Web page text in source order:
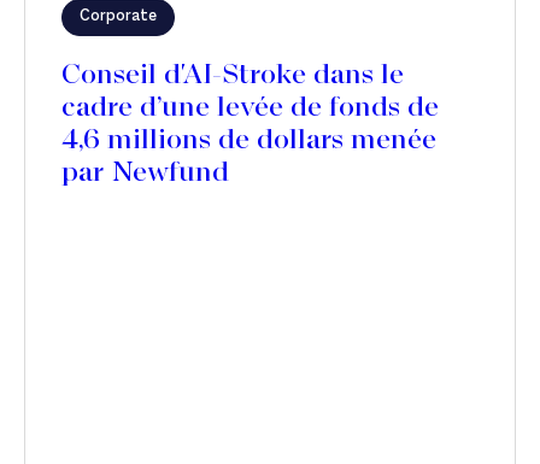
Corporate
Conseil d'AI-Stroke dans le
cadre d’une levée de fonds de
4,6 millions de dollars menée
par Newfund